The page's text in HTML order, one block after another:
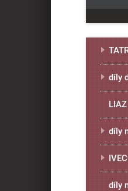
díly
LIAZ
díly
díly